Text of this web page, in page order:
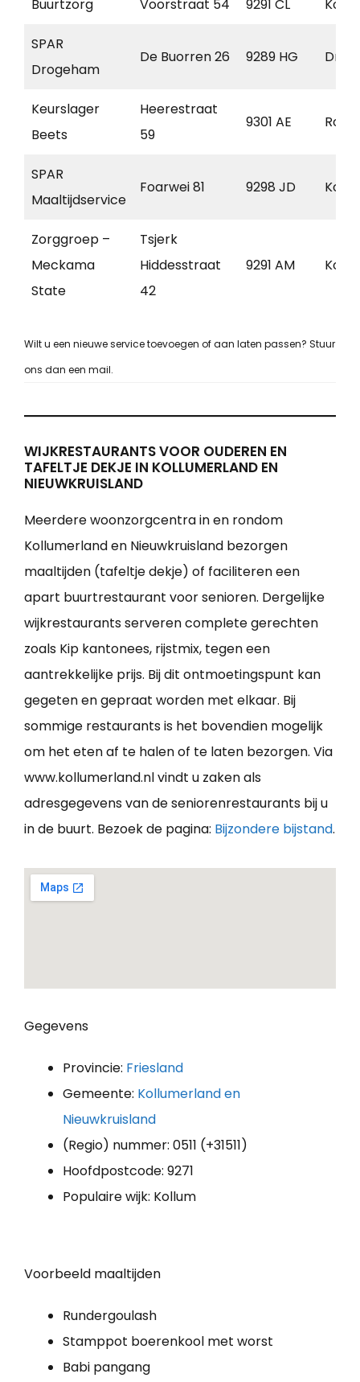
Buurtzorg Voorstraat 54 9291 CL
SPAR
Drogeham
De Buorren 26 9289 HG
Keurslager
Beets
Heerestraat
59
9301 AE
SPAR
Maaltijdservice
Foarwei 81 9298 JD
Zorggroep –
Meckama
State
Tsjerk
Hiddesstraat
42
9291 AM
Wilt u een nieuwe service toevoegen of aan laten passen? Stuur
ons dan een mail.
WIJKRESTAURANTS VOOR OUDEREN EN
TAFELTJE DEKJE IN KOLLUMERLAND EN
NIEUWKRUISLAND
Meerdere woonzorgcentra in en rondom
Kollumerland en Nieuwkruisland bezorgen
maaltijden (tafeltje dekje) of faciliteren een
apart buurtrestaurant voor senioren. Dergelijke
wijkrestaurants serveren complete gerechten
zoals Kip kantonees, rijstmix, tegen een
aantrekkelijke prijs. Bij dit ontmoetingspunt kan
gegeten en gepraat worden met elkaar. Bij
sommige restaurants is het bovendien mogelijk
om het eten af te halen of te laten bezorgen. Via
www.kollumerland.nl vindt u zaken als
adresgegevens van de seniorenrestaurants bij u
in de buurt. Bezoek de pagina: Bijzondere bijstand.
Gegevens
Provincie: Friesland
Gemeente: Kollumerland en
Nieuwkruisland
(Regio) nummer: 0511 (+31511)
Hoofdpostcode: 9271
Populaire wijk: Kollum
Voorbeeld maaltijden
Rundergoulash
Stamppot boerenkool met worst
Babi pangang